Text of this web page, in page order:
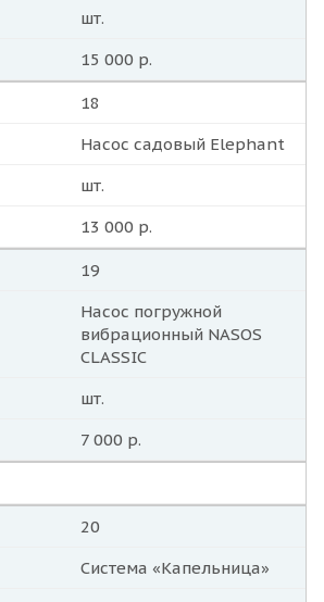
шт.
15 000 р.
18
Насос садовый Elephant
шт.
13 000 р.
19
Насос погружной
вибрационный NASOS
CLASSIC
шт.
7 000 р.
20
Система «Капельница»